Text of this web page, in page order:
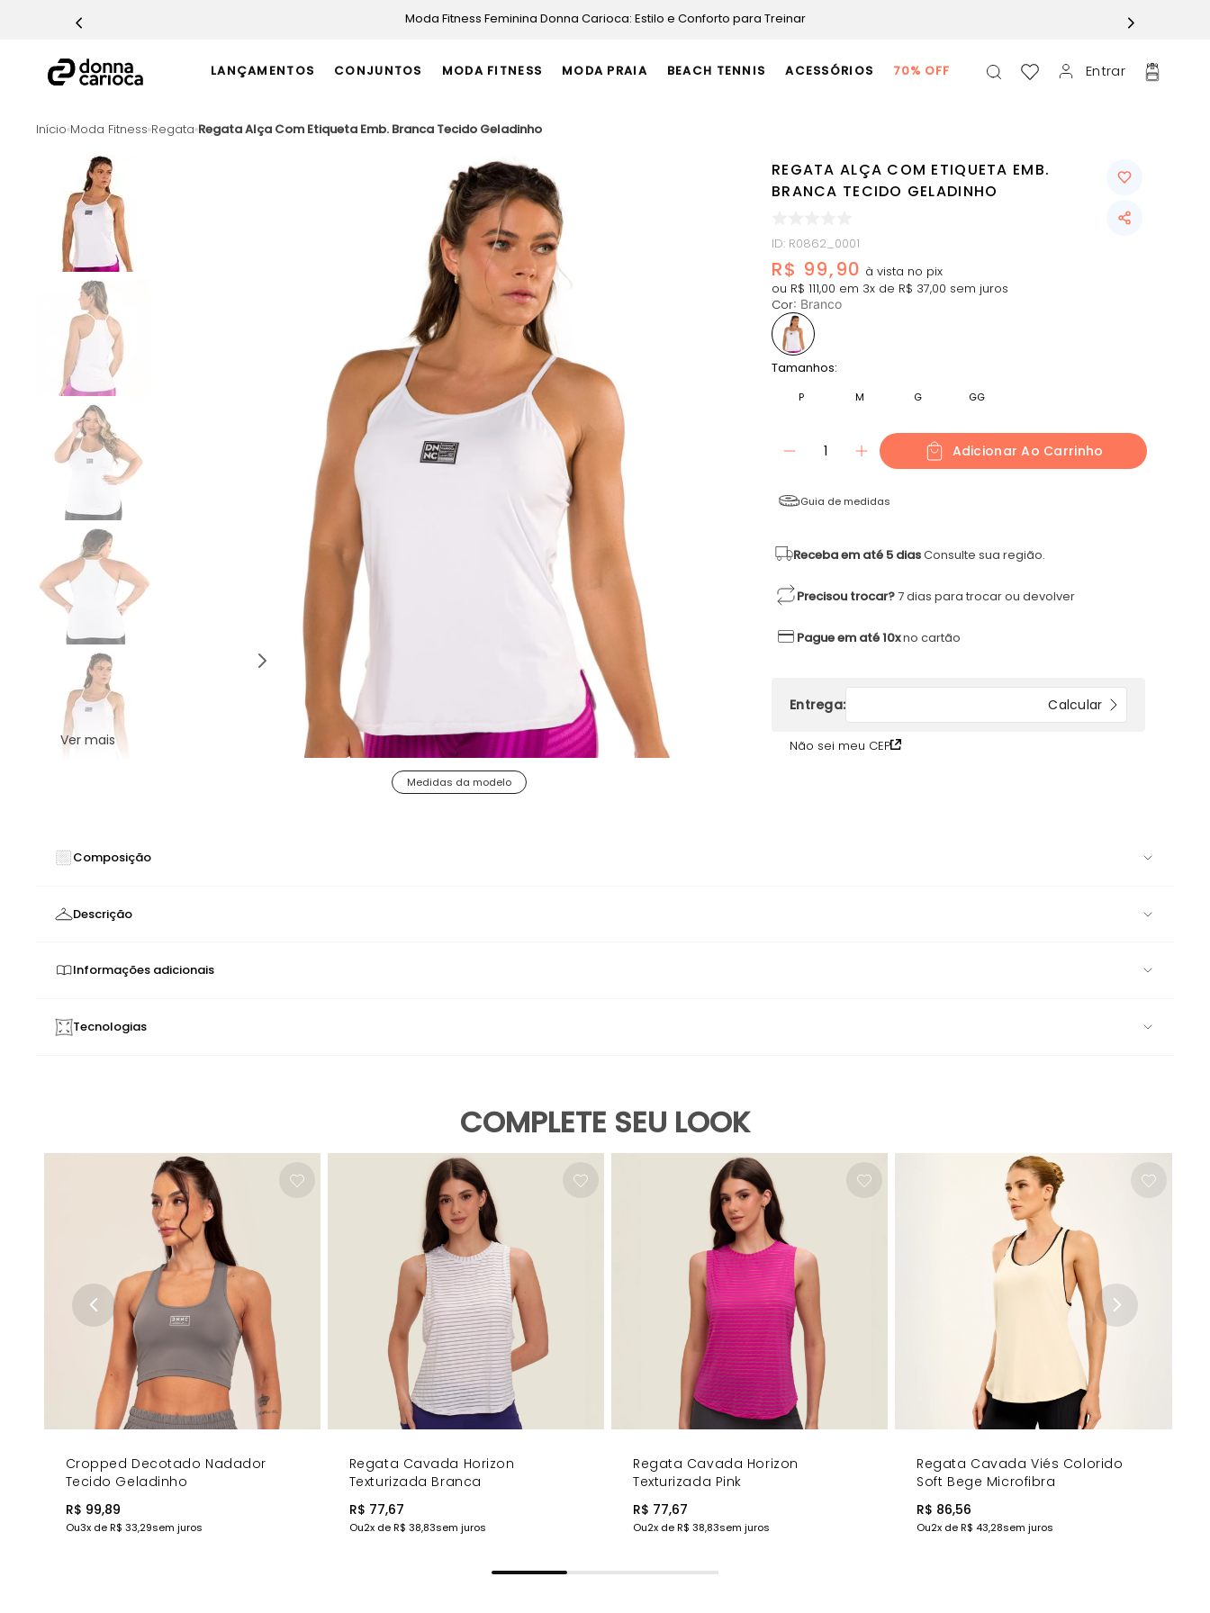
Moda Fitness Feminina Donna Carioca: Estilo e Conforto para Treinar
LANÇAMENTOS CONJUNTOS MODA FITNESS MODA PRAIA BEACH TENNIS ACESSÓRIOS 70% OFF Entrar
Moda Fitness Regata Regata Alça Com Etiqueta Emb. Branca Tecido Geladinho
Ver mais
REGATA ALÇA COM ETIQUETA EMB.
BRANCA TECIDO GELADINHO
ID: R0862_0001
R$ 99,90
ou R$ 111,00 em 3x de R$ 37,00 sem juros
Cor: Branco
Tamanhos:
P M G GG
1 Adicionar Ao Carrinho
Guia de medidas
Receba em até 5 diasConsulte sua região.
Precisou trocar?7 dias para trocar ou devolver
Pague em até 10xno cartão
Não sei meu CEP
Medidas da modelo
Composição
Descrição
possui etiqueta emborrachada, um toque diferenciado e pensado especialmente em você!
Informações adicionais
molho em hipótese alguma, principalmente em pouca água; Lavar com muita água; Secar à sombra; Caso o produto possua tela/tule, vista-o com delicadeza.
Tecnologias
COMPLETE SEU LOOK
Cropped Decotado Nadador
Tecido Geladinho
R$ 99,89
Ou3x deR$ 33,29sem juros
Regata Cavada Horizon
Texturizada Branca
R$ 77,67
Ou2x deR$ 38,83sem juros
Regata Cavada Horizon
Texturizada Pink
R$ 77,67
Ou2x deR$ 38,83sem juros
Regata Cavada Viés Colorido
Soft Bege Microfibra
R$ 86,56
Ou2x deR$ 43,28sem juros
TERMOS MAIS BUSCADOS
Macacão
Casaco
Epic Vermelho
Conjunto
Challenge Azul
Ultimate Rosa
Macaquinho